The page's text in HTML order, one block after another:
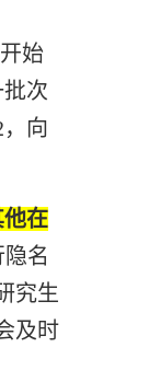
始
次
，向
在
名
究生
及时